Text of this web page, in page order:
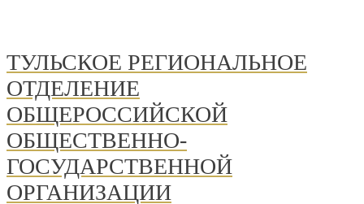
ТУЛЬСКОЕ РЕГИОНАЛЬНОЕ
ОТДЕЛЕНИЕ
ОБЩЕРОССИЙСКОЙ
ОБЩЕСТВЕННО-
ГОСУДАРСТВЕННОЙ
ОРГАНИЗАЦИИ